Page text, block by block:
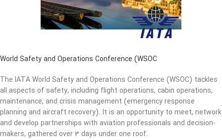
World Safety and Operations Conference (WSOC
The IATA World Safety and Operations Conference (WSOC) tackles
all aspects of safety, including flight operations, cabin operations,
maintenance, and crisis management (emergency response
planning and aircraft recovery). It is an opportunity to meet, network
and develop partnerships with aviation professionals and decision-
makers, gathered over 3 days under one roof.